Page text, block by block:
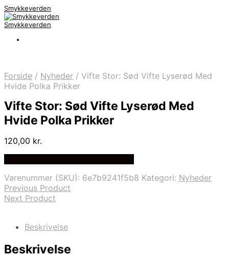
Smykkeverden
Smykkeverden
Forside / Nyheder / Vifte Stor: Sød Vifte Lyserød Med
Hvide Polka Prikker
Vifte Stor: Sød Vifte Lyserød Med
Hvide Polka Prikker
120,00 kr.
Varenummer (SKU): 6e7b9241f5b8 Kategori: Nyheder
Previous Product
Next Product
Beskrivelse
Beskrivelse